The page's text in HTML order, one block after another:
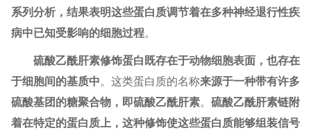
系列分析，结果表明这些蛋白质调节着在多种神经退行性疾
病中已知受影响的细胞过程。
硫酸乙酰肝素修饰蛋白既存在于动物细胞表面，也存在
于细胞间的基质中。这类蛋白质的名称来源于一种带有许多
硫酸基团的糖聚合物，即硫酸乙酰肝素。 硫酸乙酰肝素链附
着在特定的蛋白质上，这种修饰使这些蛋白质能够组装信号